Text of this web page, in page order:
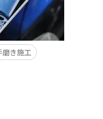
磨き施工